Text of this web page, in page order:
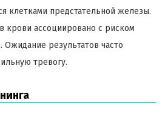
клетками предстательной железы.
крови ассоциировано с риском
Ожидание результатов часто
тревогу.